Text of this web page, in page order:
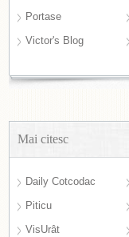
Portase
Victor's Blog
Mai citesc
Daily Cotcodac
Piticu
VisUrât